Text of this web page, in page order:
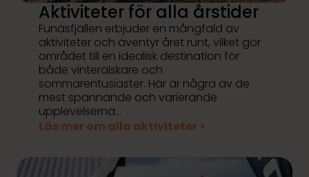
Aktiviteter för alla årstider
Funäsfjällen erbjuder en mångfald av
aktiviteter och äventyr året runt, vilket gör
området till en idealisk destination för
både vinterälskare och
sommarentusiaster. Här är några av de
mest spännande och varierande
upplevelserna…
Läs mer om alla aktiviteter >